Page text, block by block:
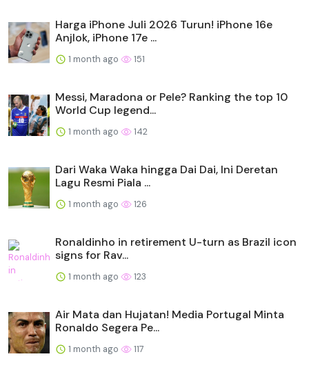
Harga iPhone Juli 2026 Turun! iPhone 16e
Anjlok, iPhone 17e ...
1 month ago 151
Messi, Maradona or Pele? Ranking the top 10
World Cup legend...
1 month ago 142
Dari Waka Waka hingga Dai Dai, Ini Deretan
Lagu Resmi Piala ...
1 month ago 126
Ronaldinho in retirement U-turn as Brazil icon
signs for Rav...
1 month ago 123
Air Mata dan Hujatan! Media Portugal Minta
Ronaldo Segera Pe...
1 month ago 117